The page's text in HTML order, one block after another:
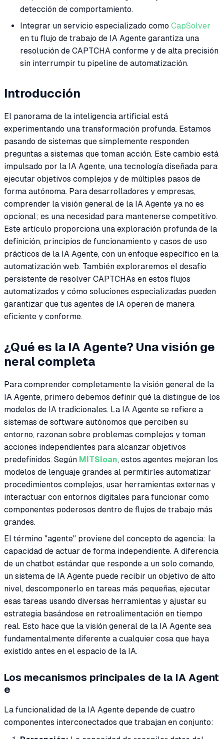
detección de comportamiento.
Integrar un servicio especializado como CapSolver
en tu flujo de trabajo de IA Agente garantiza una
resolución de CAPTCHA conforme y de alta precisión
sin interrumpir tu pipeline de automatización.
Introducción
El panorama de la inteligencia artificial está
experimentando una transformación profunda. Estamos
pasando de sistemas que simplemente responden
preguntas a sistemas que toman acción. Este cambio está
impulsado por la IA Agente, una tecnología diseñada para
ejecutar objetivos complejos y de múltiples pasos de
forma autónoma. Para desarrolladores y empresas,
comprender la visión general de la IA Agente ya no es
opcional; es una necesidad para mantenerse competitivo.
Este artículo proporciona una exploración profunda de la
definición, principios de funcionamiento y casos de uso
prácticos de la IA Agente, con un enfoque específico en la
automatización web. También exploraremos el desafío
persistente de resolver CAPTCHAs en estos flujos
automatizados y cómo soluciones especializadas pueden
garantizar que tus agentes de IA operen de manera
eficiente y conforme.
¿Qué es la IA Agente? Una visión ge
neral completa
Para comprender completamente la visión general de la
IA Agente, primero debemos definir qué la distingue de los
modelos de IA tradicionales. La IA Agente se refiere a
sistemas de software autónomos que perciben su
entorno, razonan sobre problemas complejos y toman
acciones independientes para alcanzar objetivos
predefinidos. Según MITSloan, estos agentes mejoran los
modelos de lenguaje grandes al permitirles automatizar
procedimientos complejos, usar herramientas externas y
interactuar con entornos digitales para funcionar como
componentes poderosos dentro de flujos de trabajo más
grandes.
El término "agente" proviene del concepto de agencia: la
capacidad de actuar de forma independiente. A diferencia
de un chatbot estándar que responde a un solo comando,
un sistema de IA Agente puede recibir un objetivo de alto
nivel, descomponerlo en tareas más pequeñas, ejecutar
esas tareas usando diversas herramientas y ajustar su
estrategia basándose en retroalimentación en tiempo
real. Esto hace que la visión general de la IA Agente sea
fundamentalmente diferente a cualquier cosa que haya
existido antes en el espacio de la IA.
Los mecanismos principales de la IA Agent
e
La funcionalidad de la IA Agente depende de cuatro
componentes interconectados que trabajan en conjunto: